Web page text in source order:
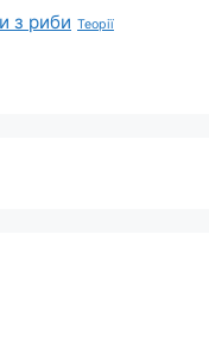
з риби Теорії